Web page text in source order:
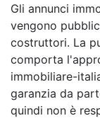
Gli annunci
vengono
costruttori. La
comporta
immobiliare-
garanzia da
quindi non è